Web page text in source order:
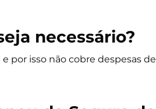
necessário?
e por isso não cobre despesas de